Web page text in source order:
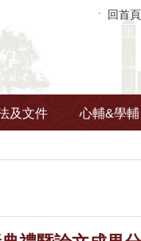
回首頁
及文件 心輔&學輔